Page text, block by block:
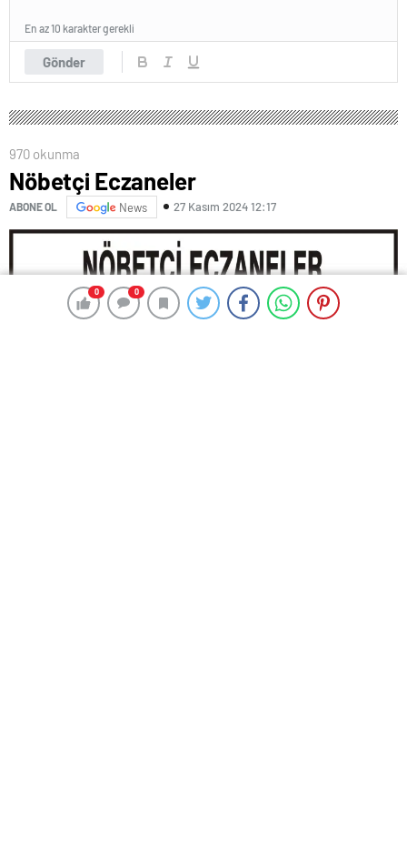
0 0
Gönder
En az 10 karakter gerekli
970 okunma
Nöbetçi Eczaneler
ABONE OL News 27 Kasım 2024 12:17
0 0